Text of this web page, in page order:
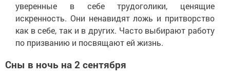
уверенные в себе трудоголики, ценящие
искренность. Они ненавидят ложь и притворство
как в себе, так и в других. Часто выбирают работу
по призванию и посвящают ей жизнь.
Сны в ночь на 2 сентября